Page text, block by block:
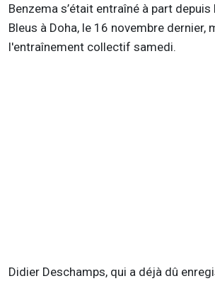
Benzema s’était entraîné à part depuis
Bleus à Doha, le 16 novembre dernier,
l'entraînement collectif samedi.
Didier Deschamps, qui a déjà dû